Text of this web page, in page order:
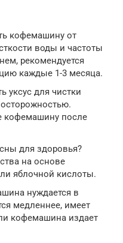
кофемашину от
воды и частоты
рекомендуется
каждые 1-3 месяца.
уксус для чистки
кофемашину после
для здоровья?
на основе
яблочной кислоты.
нуждается в
медленнее, имеет
кофемашина издает